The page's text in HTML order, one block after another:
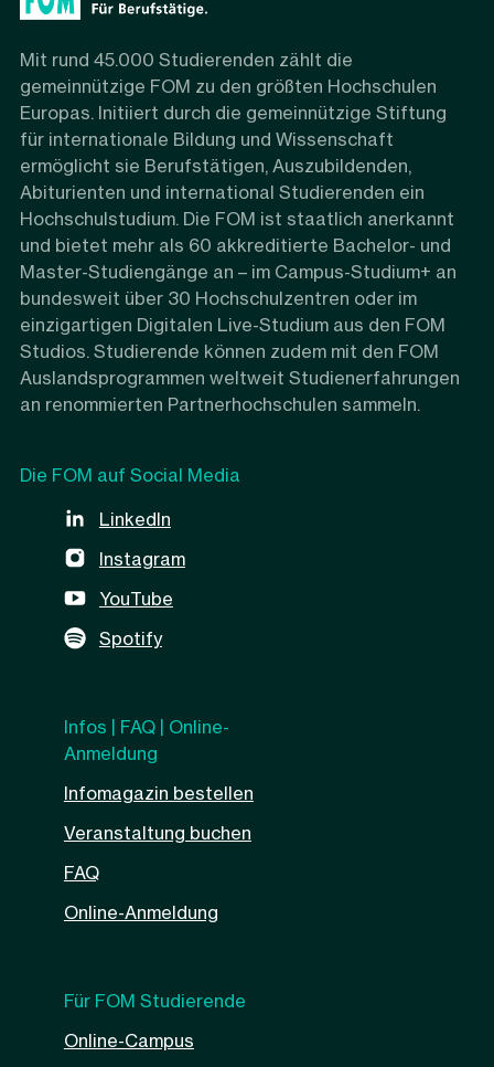
Mit rund 45.000 Studierenden zählt die
gemeinnützige FOM zu den größten Hochschulen
Europas. Initiiert durch die gemeinnützige Stiftung
für internationale Bildung und Wissenschaft
ermöglicht sie Berufstätigen, Auszubildenden,
Abiturienten und international Studierenden ein
Hochschulstudium. Die FOM ist staatlich anerkannt
und bietet mehr als 60 akkreditierte Bachelor- und
Master-Studiengänge an – im Campus-Studium+ an
bundesweit über 30 Hochschulzentren oder im
einzigartigen Digitalen Live-Studium aus den FOM
Studios. Studierende können zudem mit den FOM
Auslandsprogrammen weltweit Studienerfahrungen
an renommierten Partnerhochschulen sammeln.
Die FOM auf Social Media
LinkedIn
Instagram
YouTube
Spotify
Infos | FAQ | Online-
Anmeldung
Infomagazin bestellen
Veranstaltung buchen
FAQ
Online-Anmeldung
Für FOM Studierende
Online-Campus